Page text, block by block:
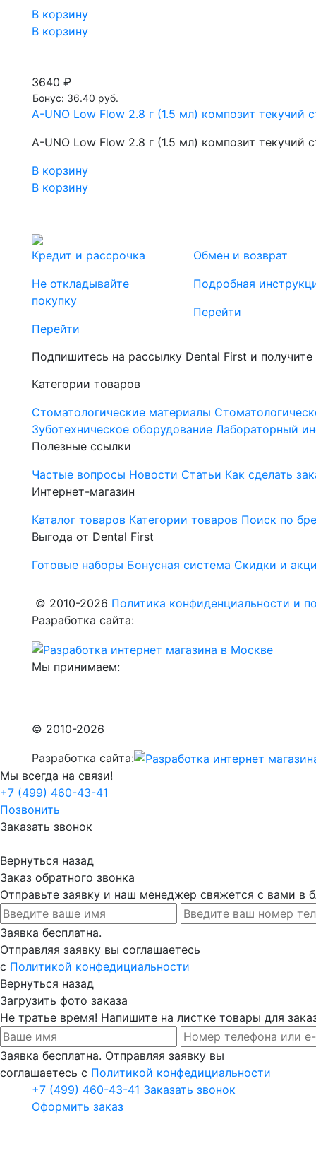
В корзину
В корзину
3640 ₽
Бонус: 36.40 руб.
A-UNO Low Flow 2.8 г (1.5 мл) композит
A-UNO Low Flow 2.8 г (1.5 мл) композит
В корзину
В корзину
Кредит и рассрочка
Не откладывайте
покупку
Перейти
Обмен и возврат
Подробная
Перейти
Подпишитесь на рассылку Dental First и
Категории товаров
Стоматологические материалы
Зуботехническое оборудование Лабораторный
Полезные ссылки
Частые вопросы Новости Статьи Как сделать
Интернет-магазин
Каталог товаров Категории товаров Поиск по
Выгода от Dental First
Готовые наборы Бонусная система Скидки и
© 2010-2026 Политика конфиденциальности и
Разработка сайта:
Мы принимаем:
© 2010-2026
Разработка сайта:
Мы всегда на связи!
+7 (499) 460-43-41
Позвонить
Заказать звонок
Вернуться назад
Заказ обратного звонка
Отправьте заявку и наш менеджер свяжется с вами в
Заявка бесплатна.
Отправляя заявку вы соглашаетесь
с Политикой конфедициальности
Вернуться назад
Загрузить фото заказа
Не тратье время! Напишите на листке товары для
Заявка бесплатна. Отправляя заявку вы
соглашаетесь с Политикой конфедициальности
+7 (499) 460-43-41 Заказать звонок
Оформить заказ